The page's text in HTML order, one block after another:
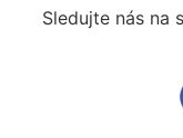
Sledujte nás na